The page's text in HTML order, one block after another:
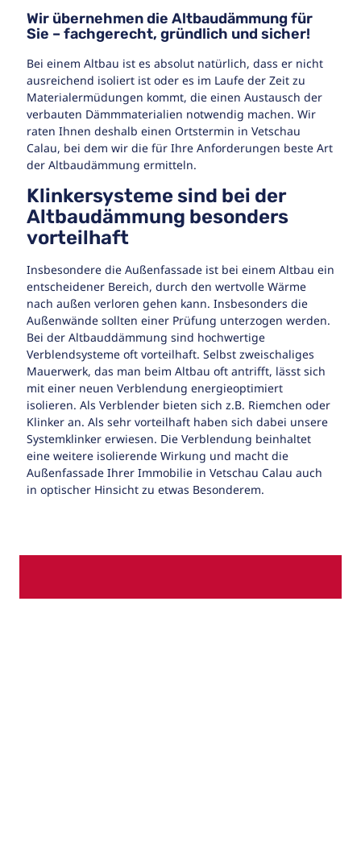
Wir übernehmen die Altbaudämmung für
Sie – fachgerecht, gründlich und sicher!
Bei einem Altbau ist es absolut natürlich, dass er nicht
ausreichend isoliert ist oder es im Laufe der Zeit zu
Materialermüdungen kommt, die einen Austausch der
verbauten Dämmmaterialien notwendig machen. Wir
raten Ihnen deshalb einen Ortstermin in Vetschau
Calau, bei dem wir die für Ihre Anforderungen beste Art
der Altbaudämmung ermitteln.
Klinkersysteme sind bei der
Altbaudämmung besonders
vorteilhaft
Insbesondere die Außenfassade ist bei einem Altbau ein
entscheidener Bereich, durch den wertvolle Wärme
nach außen verloren gehen kann. Insbesonders die
Außenwände sollten einer Prüfung unterzogen werden.
Bei der Altbauddämmung sind hochwertige
Verblendsysteme oft vorteilhaft. Selbst zweischaliges
Mauerwerk, das man beim Altbau oft antrifft, lässt sich
mit einer neuen Verblendung energieoptimiert
isolieren. Als Verblender bieten sich z.B. Riemchen oder
Klinker an. Als sehr vorteilhaft haben sich dabei unsere
Systemklinker erwiesen. Die Verblendung beinhaltet
eine weitere isolierende Wirkung und macht die
Außenfassade Ihrer Immobilie in Vetschau Calau auch
in optischer Hinsicht zu etwas Besonderem.